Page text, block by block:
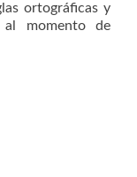
ortográficas y
al momento de